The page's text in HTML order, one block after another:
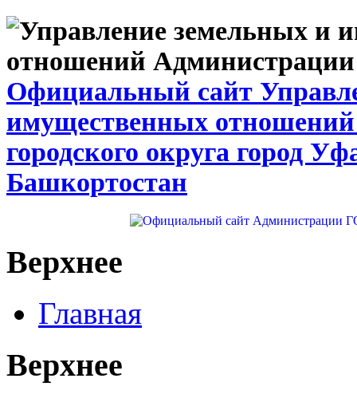
Официальный сайт
имущественных
городского округа город
Башкортостан
Верхнее
Главная
Верхнее